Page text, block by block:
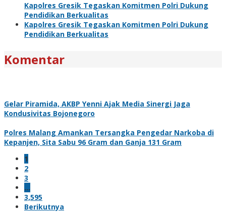
Kapolres Gresik Tegaskan Komitmen Polri Dukung
Pendidikan Berkualitas
Kapolres Gresik Tegaskan Komitmen Polri Dukung
Pendidikan Berkualitas
Komentar
Gelar Piramida, AKBP Yenni Ajak Media Sinergi Jaga
Kondusivitas Bojonegoro
Polres Malang Amankan Tersangka Pengedar Narkoba di
Kepanjen, Sita Sabu 96 Gram dan Ganja 131 Gram
1
2
3
…
3,595
Berikutnya